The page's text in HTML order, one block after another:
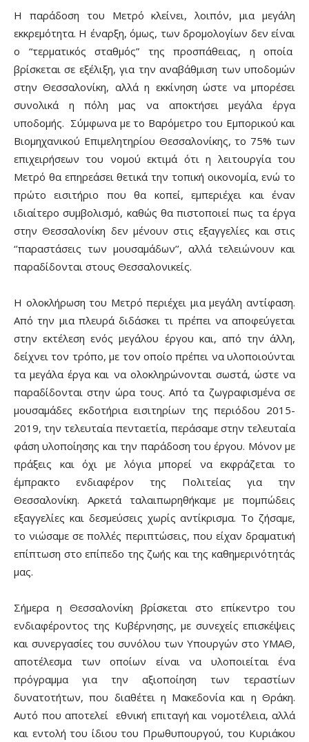
Η παράδοση του Μετρό κλείνει, λοιπόν, μια μεγάλη
εκκρεμότητα. Η έναρξη, όμως, των δρομολογίων δεν είναι
ο “τερματικός σταθμός” της προσπάθειας, η οποία
βρίσκεται σε εξέλιξη, για την αναβάθμιση των υποδομών
στην Θεσσαλονίκη, αλλά η εκκίνηση ώστε να μπορέσει
συνολικά η πόλη μας να αποκτήσει μεγάλα έργα
υποδομής. Σύμφωνα με το Βαρόμετρο του Εμπορικού και
Βιομηχανικού Επιμελητηρίου Θεσσαλονίκης, το 75% των
επιχειρήσεων του νομού εκτιμά ότι η λειτουργία του
Μετρό θα επηρεάσει θετικά την τοπική οικονομία, ενώ το
πρώτο εισιτήριο που θα κοπεί, εμπεριέχει και έναν
ιδιαίτερο συμβολισμό, καθώς θα πιστοποιεί πως τα έργα
στην Θεσσαλονίκη δεν μένουν στις εξαγγελίες και στις
‘’παραστάσεις των μουσαμάδων’’, αλλά τελειώνουν και
παραδίδονται στους Θεσσαλονικείς.
Η ολοκλήρωση του Μετρό περιέχει μια μεγάλη αντίφαση.
Από την μια πλευρά διδάσκει τι πρέπει να αποφεύγεται
στην εκτέλεση ενός μεγάλου έργου και, από την άλλη,
δείχνει τον τρόπο, με τον οποίο πρέπει να υλοποιούνται
τα μεγάλα έργα και να ολοκληρώνονται σωστά, ώστε να
παραδίδονται στην ώρα τους. Από τα ζωγραφισμένα σε
μουσαμάδες εκδοτήρια εισιτηρίων της περιόδου 2015-
2019, την τελευταία πενταετία, περάσαμε στην τελευταία
φάση υλοποίησης και την παράδοση του έργου. Μόνον με
πράξεις και όχι με λόγια μπορεί να εκφράζεται το
έμπρακτο ενδιαφέρον της Πολιτείας για την
Θεσσαλονίκη. Αρκετά ταλαιπωρηθήκαμε με πομπώδεις
εξαγγελίες και δεσμεύσεις χωρίς αντίκρισμα. Το ζήσαμε,
το νιώσαμε σε πολλές περιπτώσεις, που είχαν δραματική
επίπτωση στο επίπεδο της ζωής και της καθημερινότητάς
μας.
Σήμερα η Θεσσαλονίκη βρίσκεται στο επίκεντρο του
ενδιαφέροντος της Κυβέρνησης, με συνεχείς επισκέψεις
και συνεργασίες του συνόλου των Υπουργών στο ΥΜΑΘ,
αποτέλεσμα των οποίων είναι να υλοποιείται ένα
πρόγραμμα για την αξιοποίηση των τεραστίων
δυνατοτήτων, που διαθέτει η Μακεδονία και η Θράκη.
Αυτό που αποτελεί εθνική επιταγή και νομοτέλεια, αλλά
και εντολή του ίδιου του Πρωθυπουργού, του Κυριάκου